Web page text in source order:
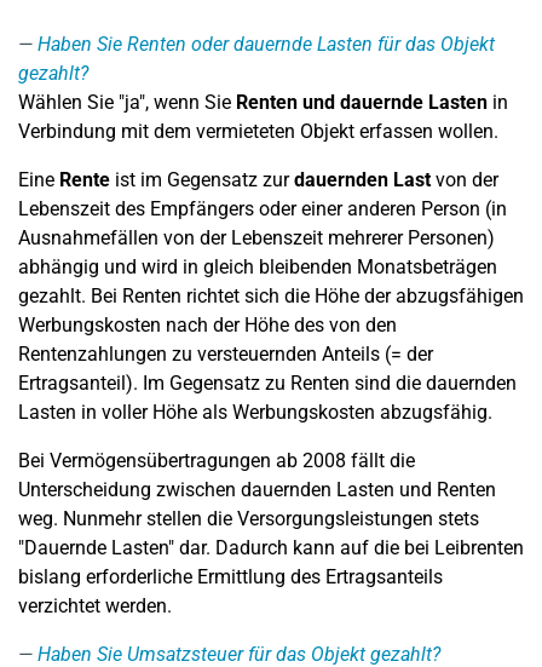
Haben Sie Renten oder dauernde Lasten für das Objekt
gezahlt?
Wählen Sie "ja", wenn Sie Renten und dauernde Lasten in
Verbindung mit dem vermieteten Objekt erfassen wollen.
Eine Rente ist im Gegensatz zurdauernden Lastvon der
Lebenszeit des Empfängers oder einer anderen Person (in
Ausnahmefällen von der Lebenszeit mehrerer Personen)
abhängig und wird in gleich bleibenden Monatsbeträgen
gezahlt. Bei Renten richtet sich die Höhe der abzugsfähigen
Werbungskosten nach der Höhe des von den
Rentenzahlungen zu versteuernden Anteils (= der
Ertragsanteil). Im Gegensatz zu Renten sind die dauernden
Lasten in voller Höhe als Werbungskosten abzugsfähig.
Bei Vermögensübertragungen ab 2008 fällt die
Unterscheidung zwischen dauernden Lasten und Renten
weg. Nunmehr stellen die Versorgungsleistungen stets
"Dauernde Lasten" dar. Dadurch kann auf die bei Leibrenten
bislang erforderliche Ermittlung des Ertragsanteils
verzichtet werden.
Haben Sie Umsatzsteuer für das Objekt gezahlt?